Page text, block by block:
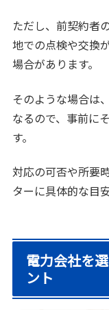
ただし、前契約者
地での点検や交換
場合があります。
そのような場合は
なるので、事前に
す。
対応の可否や所要
ターに具体的な目
電力会社を
ント